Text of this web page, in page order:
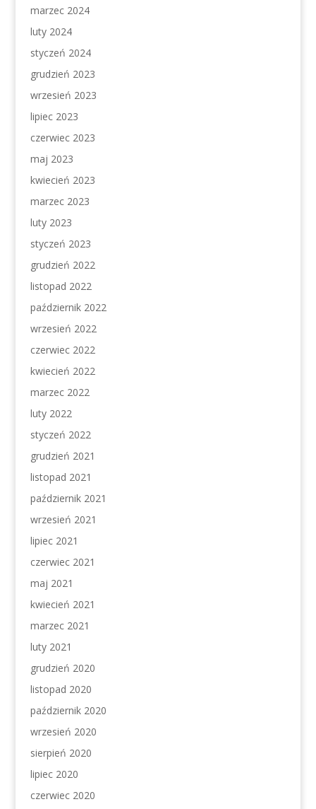
marzec 2024
luty 2024
styczeń 2024
grudzień 2023
wrzesień 2023
lipiec 2023
czerwiec 2023
maj 2023
kwiecień 2023
marzec 2023
luty 2023
styczeń 2023
grudzień 2022
listopad 2022
październik 2022
wrzesień 2022
czerwiec 2022
kwiecień 2022
marzec 2022
luty 2022
styczeń 2022
grudzień 2021
listopad 2021
październik 2021
wrzesień 2021
lipiec 2021
czerwiec 2021
maj 2021
kwiecień 2021
marzec 2021
luty 2021
grudzień 2020
listopad 2020
październik 2020
wrzesień 2020
sierpień 2020
lipiec 2020
czerwiec 2020